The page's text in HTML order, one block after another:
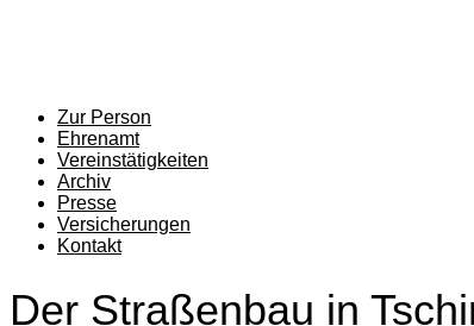
Zur Person
Ehrenamt
Vereinstätigkeiten
Archiv
Presse
Versicherungen
Kontakt
Der Straßenbau in